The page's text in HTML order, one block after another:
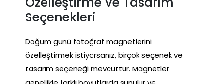
Seçenekleri
Doğum günü fotoğraf magnetlerini
özelleştirmek istiyorsanız, birçok seçenek ve
tasarım seçeneği mevcuttur. Magnetler